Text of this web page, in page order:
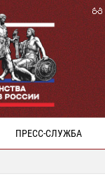
ПРЕСС-СЛУЖБА